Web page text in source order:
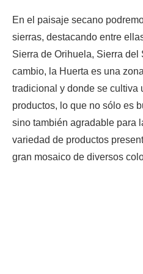
En el paisaje secano
sierras, destacando entre
Sierra de Orihuela, Sierra
cambio, la Huerta es una
tradicional y donde se cultiva
productos, lo que no sólo es
sino también agradable para
variedad de productos
gran mosaico de diversos